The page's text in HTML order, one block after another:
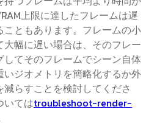
上限に達したフレームは遅
ともあります。フレームの小
幅に遅い場合は、そのフレー
てそのフレームでシーン自体
ジオメトリを簡略化するか外
らすことを検討してくださ
いてはtroubleshoot-render-